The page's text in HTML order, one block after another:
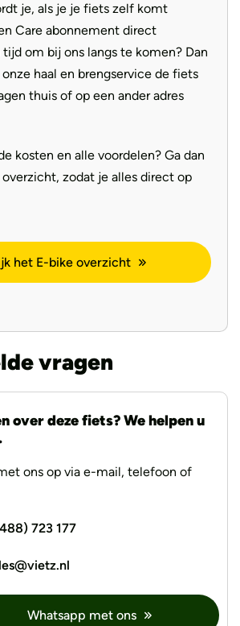
je, als je je fiets zelf komt
Care abonnement direct
om bij ons langs te komen? Dan
haal en brengservice de fiets
thuis of op een ander adres
kosten en alle voordelen? Ga dan
overzicht, zodat je alles direct op
het E-bike overzicht
vragen
over deze fiets? We helpen u
ons op via e-mail, telefoon of
723 177
Whatsapp met ons